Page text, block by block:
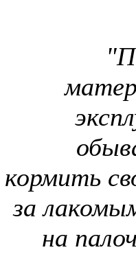
кормить
за
на